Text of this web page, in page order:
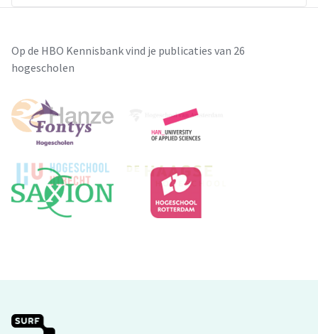
Op de HBO Kennisbank vind je publicaties van 26
hogescholen